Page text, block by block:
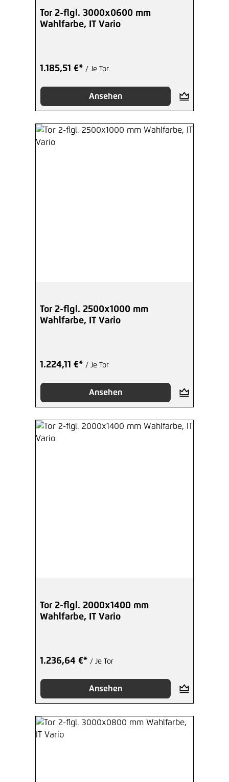
Tor 2-flgl. 3000x0600 mm
Wahlfarbe, IT Vario
1.185,51 €* / Je Tor
Ansehen
Tor 2-flgl. 2500x1000 mm
Wahlfarbe, IT Vario
1.224,11 €* / Je Tor
Ansehen
Tor 2-flgl. 2000x1400 mm
Wahlfarbe, IT Vario
1.236,64 €* / Je Tor
Ansehen